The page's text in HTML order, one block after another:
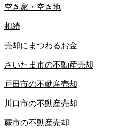
空き家・空き地
相続
売却にまつわるお金
さいたま市の不動産売却
戸田市の不動産売却
川口市の不動産売却
蕨市の不動産売却